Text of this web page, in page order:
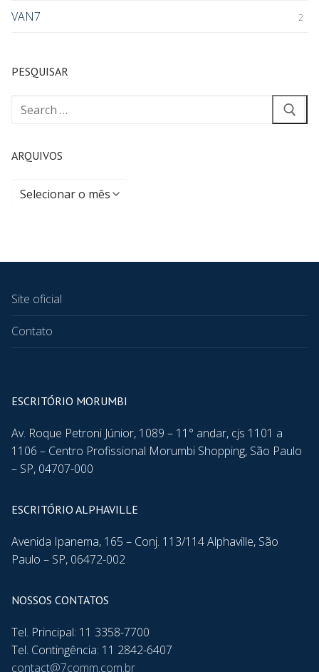
VAN7 2
PESQUISAR
ARQUIVOS
Site oficial
Contato
ESCRITÓRIO MORUMBI
Av. Roque Petroni Júnior, 1089 – 11° andar, cjs 1101 a
1106 – Centro Profissional Morumbi Shopping, São Paulo
– SP, 04707-000
ESCRITÓRIO ALPHAVILLE
Avenida Ipanema, 165 – Conj. 113/114 Alphaville, São
Paulo – SP, 06472-002
NOSSOS CONTATOS
Tel. Principal: 11 3358-7700
Tel. Contingência: 11 2842-6407
contact@7comm.com.br